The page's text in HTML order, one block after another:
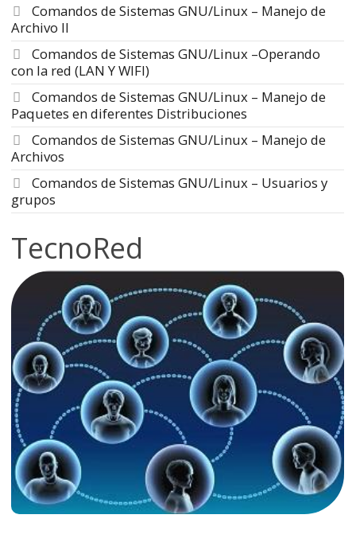
Comandos de Sistemas GNU/Linux – Manejo de
Archivo II
Comandos de Sistemas GNU/Linux –Operando
con la red (LAN Y WIFI)
Comandos de Sistemas GNU/Linux – Manejo de
Paquetes en diferentes Distribuciones
Comandos de Sistemas GNU/Linux – Manejo de
Archivos
Comandos de Sistemas GNU/Linux – Usuarios y
grupos
TecnoRed